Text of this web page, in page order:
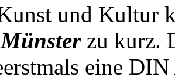
und Kultur
zu kurz.
eine